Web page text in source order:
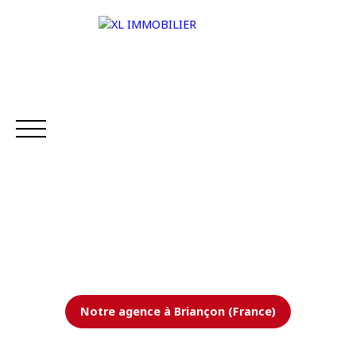
Estimation
Notre agence à Briançon (France)